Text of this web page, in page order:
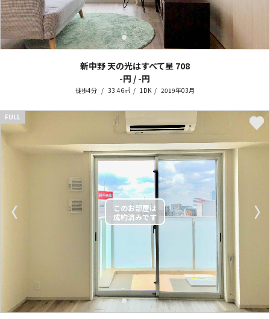
新中野 天の光はすべて星 708
-円 / -円
徒歩4分 33.46㎡ 1DK 2019年03月
〈 〉
FULL